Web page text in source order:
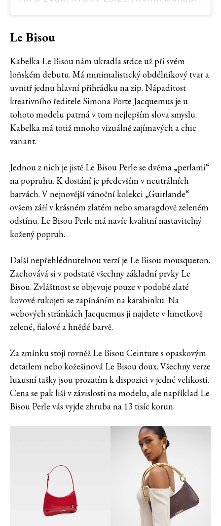
Le Bisou
Kabelka Le Bisou nám ukradla srdce už při svém
loňském debutu. Má minimalistický obdélníkový tvar a
uvnitř jednu hlavní přihrádku na zip. Nápaditost
kreativního ředitele Simona Porte Jacquemus je u
tohoto modelu patrná v tom nejlepším slova smyslu.
Kabelka má totiž mnoho vizuálně zajímavých a chic
variant.
Jednou z nich je jistě Le Bisou Perle se dvěma „perlami“
na popruhu. K dostání je především v neutrálních
barvách. V nejnovější vánoční kolekci „Guirlande“
ovšem září v krásném zlatém nebo smaragdově zeleném
odstínu. Le Bisou Perle má navíc kvalitní nastavitelný
kožený popruh.
Další nepřehlédnutelnou verzí je Le Bisou mousqueton.
Zachovává si v podstatě všechny základní prvky Le
Bisou. Zvláštnost se objevuje pouze v podobě zlaté
kovové rukojeti se zapínáním na karabinku. Na
webových stránkách Jacquemus ji najdete v limetkově
zelené, fialové a hnědé barvě.
Za zmínku stojí rovněž Le Bisou Ceinture s opaskovým
detailem nebo kožešinová Le Bisou doux. Všechny verze
luxusní tašky jsou prozatím k dispozici v jedné velikosti.
Cena se pak liší v závislosti na modelu, ale například Le
Bisou Perle vás vyjde zhruba na 13 tisíc korun.